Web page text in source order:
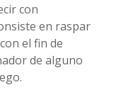
con
en raspar
el fin de
de alguno